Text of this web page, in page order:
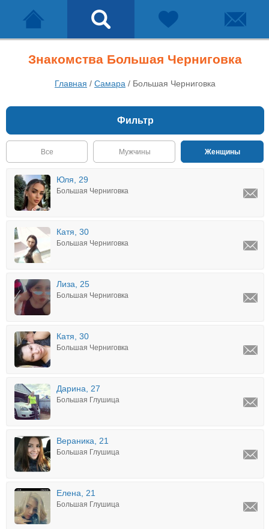
Знакомства Большая Черниговка
Главная / Самара / Большая Черниговка
Фильтр
Все Мужчины Женщины
Юля, 29
Большая Черниговка
Катя, 30
Большая Черниговка
Лиза, 25
Большая Черниговка
Катя, 30
Большая Черниговка
Дарина, 27
Большая Глушица
Вераника, 21
Большая Глушица
Елена, 21
Большая Глушица